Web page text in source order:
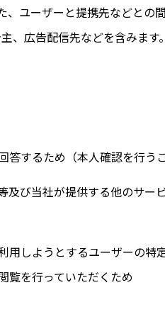
ユーザーと提携先などとの
、広告配信先などを含みま
するため（本人確認を行う
及び当社が提供する他のサー
しようとするユーザーの特
覧を行っていただくため